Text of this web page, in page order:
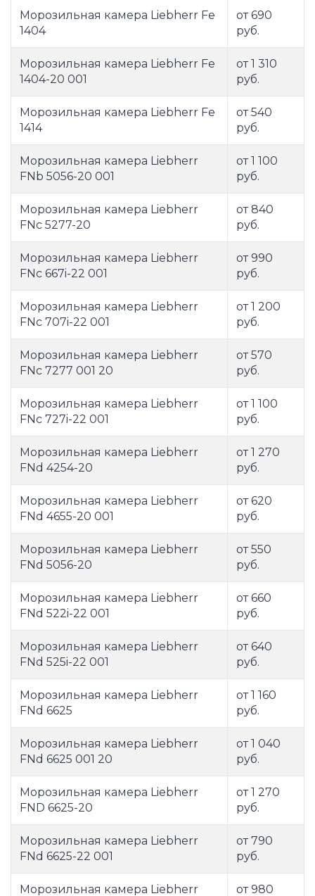
Морозильная камера Liebherr Fe
1404
от 690
руб.
Морозильная камера Liebherr Fe
1404-20 001
от 1 310
руб.
Морозильная камера Liebherr Fe
1414
от 540
руб.
Морозильная камера Liebherr
FNb 5056-20 001
от 1 100
руб.
Морозильная камера Liebherr
FNc 5277-20
от 840
руб.
Морозильная камера Liebherr
FNc 667i-22 001
от 990
руб.
Морозильная камера Liebherr
FNc 707i-22 001
от 1 200
руб.
Морозильная камера Liebherr
FNc 7277 001 20
от 570
руб.
Морозильная камера Liebherr
FNc 727i-22 001
от 1 100
руб.
Морозильная камера Liebherr
FNd 4254-20
от 1 270
руб.
Морозильная камера Liebherr
FNd 4655-20 001
от 620
руб.
Морозильная камера Liebherr
FNd 5056-20
от 550
руб.
Морозильная камера Liebherr
FNd 522i-22 001
от 660
руб.
Морозильная камера Liebherr
FNd 525i-22 001
от 640
руб.
Морозильная камера Liebherr
FNd 6625
от 1 160
руб.
Морозильная камера Liebherr
FNd 6625 001 20
от 1 040
руб.
Морозильная камера Liebherr
FND 6625-20
от 1 270
руб.
Морозильная камера Liebherr
FNd 6625-22 001
от 790
руб.
Морозильная камера Liebherr
от 980